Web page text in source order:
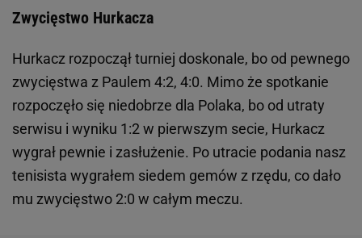
Zwycięstwo Hurkacza
Hurkacz rozpoczął turniej doskonale, bo od pewnego
zwycięstwa z Paulem 4:2, 4:0. Mimo że spotkanie
rozpoczęło się niedobrze dla Polaka, bo od utraty
serwisu i wyniku 1:2 w pierwszym secie, Hurkacz
wygrał pewnie i zasłużenie. Po utracie podania nasz
tenisista wygrałem siedem gemów z rzędu, co dało
mu zwycięstwo 2:0 w całym meczu.